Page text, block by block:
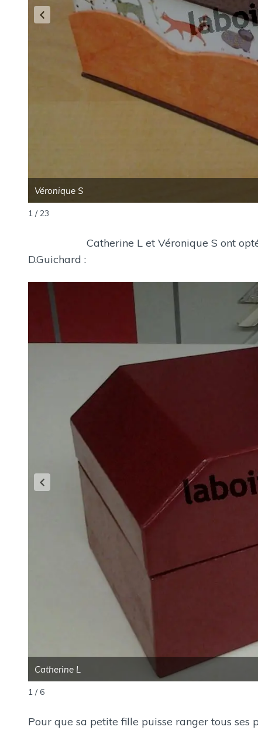
Véronique S
1 / 23
Catherine L et Véronique S ont opté
D.Guichard :
Catherine L
1 / 6
Pour que sa petite fille puisse ranger tous ses